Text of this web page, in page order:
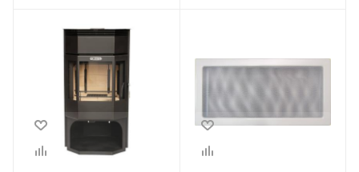
Ширина, мм
Глубина, мм
Высота, мм
1195
Материал